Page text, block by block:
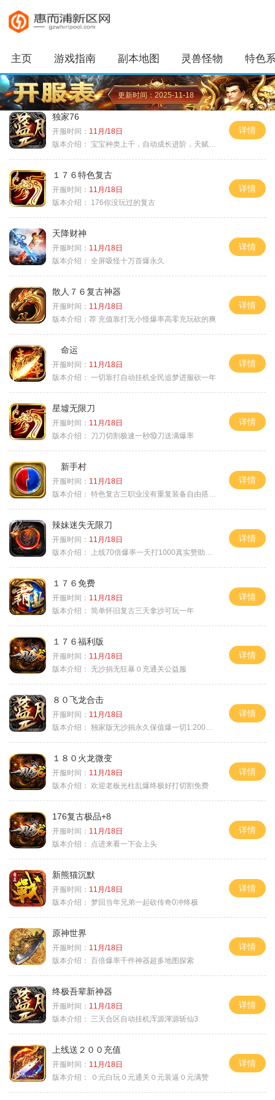
主页 游戏指南 副本地图 灵兽怪物 特色
更新时间：2025-11-18
独家76
开服时间： 11月/18日
版本介绍： 宝宝种类上千，自动成长进阶，天赋培养
详情
１７６特色复古
开服时间： 11月/18日
版本介绍：
176你没玩过的复古
详情
天降财神
开服时间： 11月/18日
版本介绍： 全屏吸怪十万首爆永久
详情
散人７６复古神器
开服时间： 11月/18日
版本介绍： 荐 充值靠打无小怪爆率高零充玩砍的爽
详情
命运
开服时间： 11月/18日
版本介绍： 一切靠打自动挂机全民追梦进服砍一年
详情
星墟无限刀
开服时间： 11月/18日
版本介绍：
刀刀切割极速一秒⑩刀送满爆率
详情
新手村
开服时间： 11月/18日
版本介绍： 特色复古三职业没有重复装备自由搭配私
详情
辣妹迷失无限刀
开服时间： 11月/18日
版本介绍：
上线70倍爆率一天打1000真实赞助一夜终
详情
１７６免费
开服时间： 11月/18日
版本介绍： 简单怀旧复古三天拿沙可玩一年
详情
１７６福利版
开服时间： 11月/18日
版本介绍： 无沙捐无狂暴０充通关公益服
详情
８０飞龙合击
开服时间： 11月/18日
版本介绍： 独家版无沙捐永久保值爆一切1:2000回2
详情
１８０火龙微变
开服时间： 11月/18日
版本介绍： 欢迎老板光柱乱爆终极好打切割免费
详情
176复古极品+8
开服时间： 11月/18日
版本介绍：
点进来看一下会上头
详情
新熊猫沉默
开服时间： 11月/18日
版本介绍： 梦回当年兄弟一起砍传奇0冲终极
详情
原神世界
开服时间： 11月/18日
版本介绍： 百倍爆率千件神器超多地图探索
详情
终极吾辈新神器
开服时间： 11月/18日
版本介绍：
三天合区自动挂机浑源渾源斩仙3
详情
上线送２００充值
开服时间： 11月/18日
版本介绍：
０元白玩０元通关０元装逼０元满赞
详情